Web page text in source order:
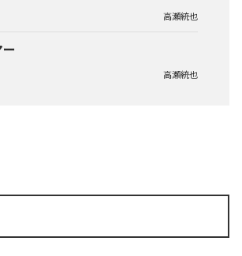
高瀬統也
高瀬統也